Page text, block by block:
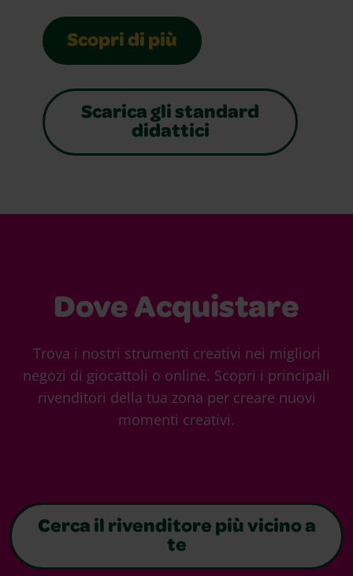
Scopri di più
Scarica gli standard
didattici
Dove Acquistare
Trova i nostri strumenti creativi nei migliori
negozi di giocattoli o online. Scopri i principali
rivenditori della tua zona per creare nuovi
momenti creativi.
Cerca il rivenditore più vicino a
te